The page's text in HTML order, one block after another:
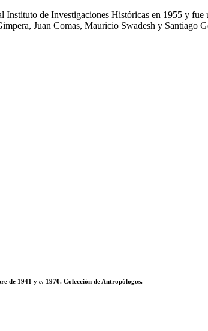
de Investigaciones Históricas en 1955 y fue
Juan Comas, Mauricio Swadesh y Santiago
de 1941 y c. 1970. Colección de Antropólogos.